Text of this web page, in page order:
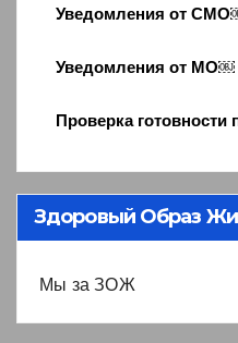
Уведомления от
Уведомления от МО￼
Проверка готовности
Здоровый Образ
Мы за ЗОЖ